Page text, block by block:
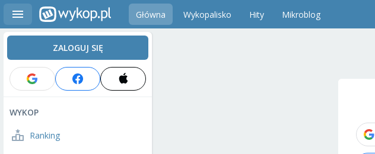
Główna Wykopalisko Hity Mikroblog
ZALOGUJ SIĘ
WYKOP
Ranking